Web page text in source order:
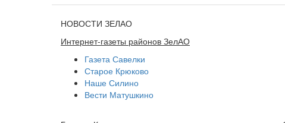
НОВОСТИ ЗЕЛАО
Интернет-газеты районов ЗелАО
Газета Савелки
Старое Крюково
Наше Силино
Вести Матушкино